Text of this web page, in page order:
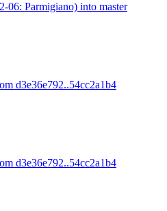
06: Parmigiano) into master
d3e36e792..54cc2a1b4
d3e36e792..54cc2a1b4